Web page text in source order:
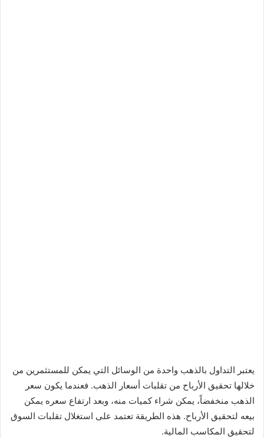
يعتبر التداول بالذهب واحدة من الوسائل التي يمكن للمستثمرين من
خلالها تحقيق الأرباح من تقلبات أسعار الذهب. فعندما يكون سعر
الذهب منخفضاً، يمكن شراء كميات منه، وبعد ارتفاع سعره يمكن
بيعه لتحقيق الأرباح. هذه الطريقة تعتمد على استغلال تقلبات السوق
لتحقيق المكاسب المالية.